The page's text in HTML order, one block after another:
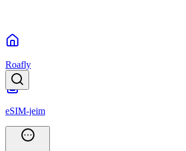
Roafly
eSIM-jeim